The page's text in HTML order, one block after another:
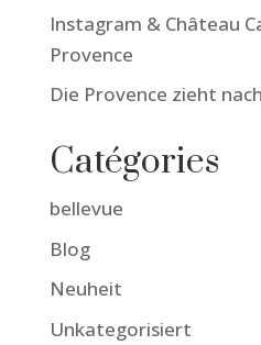
Instagram & Château
Provence
Die Provence zieht
Catégories
bellevue
Blog
Neuheit
Unkategorisiert